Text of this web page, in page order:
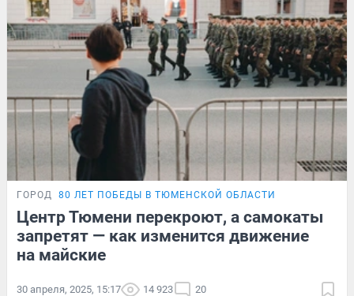
ГОРОД 80 ЛЕТ ПОБЕДЫ В ТЮМЕНСКОЙ ОБЛАСТИ
Центр Тюмени перекроют, а самокаты
запретят — как изменится движение
на майские
30 апреля, 2025, 15:17 14 923 20